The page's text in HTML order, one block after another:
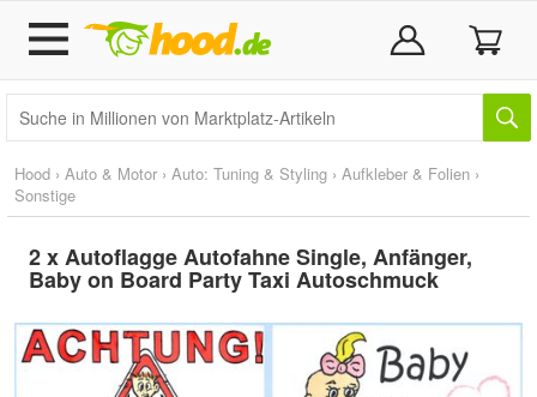
Hood › Auto & Motor › Auto: Tuning & Styling › Aufkleber & Folien ›
Sonstige
2 x Autoflagge Autofahne Single, Anfänger,
Baby on Board Party Taxi Autoschmuck